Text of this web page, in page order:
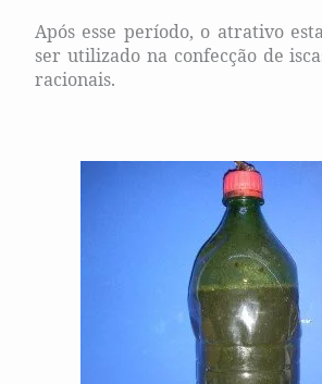
Após esse período, o atrativo
ser utilizado na confecção de
racionais.